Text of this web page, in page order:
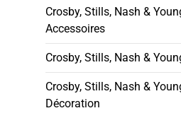
Crosby, Stills, Nash &
Accessoires
Crosby, Stills, Nash &
Crosby, Stills, Nash &
Décoration